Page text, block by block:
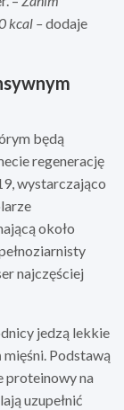
kcal –dodaje
będą
regenerację
wystarczająco
około
najczęściej
jedzą lekkie
Podstawą
proteinowy na
uzupełnić